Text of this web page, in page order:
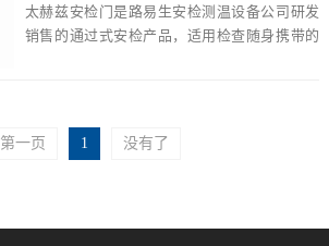
太赫兹安检门是路易生安检测温设备公司研发
销售的通过式安检产品，适用检查随身携带的
第一页 1 没有了